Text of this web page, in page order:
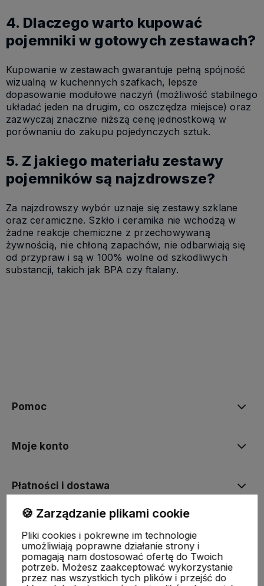
4. Dlaczego warto kupować
pojemniki w gotowych zestawach?
Kupowanie w zestawach gwarantuje pełną spójność
wizualną w kuchennych szafkach, lepsze
dopasowanie modułowe naczyń (możliwość stabilnego
układać jeden na drugim, co oszczędza miejsce) oraz
zazwyczaj znacznie niższą cenę jednostkową w
porównaniu do zakupu pojedynczych sztuk.
5. Z jakiego materiału zestawy
pojemników są najzdrowsze?
Za najzdrowszy wybór uznaje się zestawy szklane
oraz ceramiczne. Szkło i ceramika nie wchodzą w
żadne reakcje chemiczne z przechowywaną
żywnością, nie chłoną zapachów, nie odbarwiają się
od przypraw i są w 100% wolne od szkodliwych
substancji, takich jak BPA czy ftalany.
Pomoc
Moje konto
Płatności i dostawa
O nas
🍪 Zarządzanie plikami cookie
Pliki cookies i pokrewne im technologie
umożliwiają poprawne działanie strony i
pomagają nam dostosować ofertę do Twoich
potrzeb. Możesz zaakceptować wykorzystanie
przez nas wszystkich tych plików i przejść do